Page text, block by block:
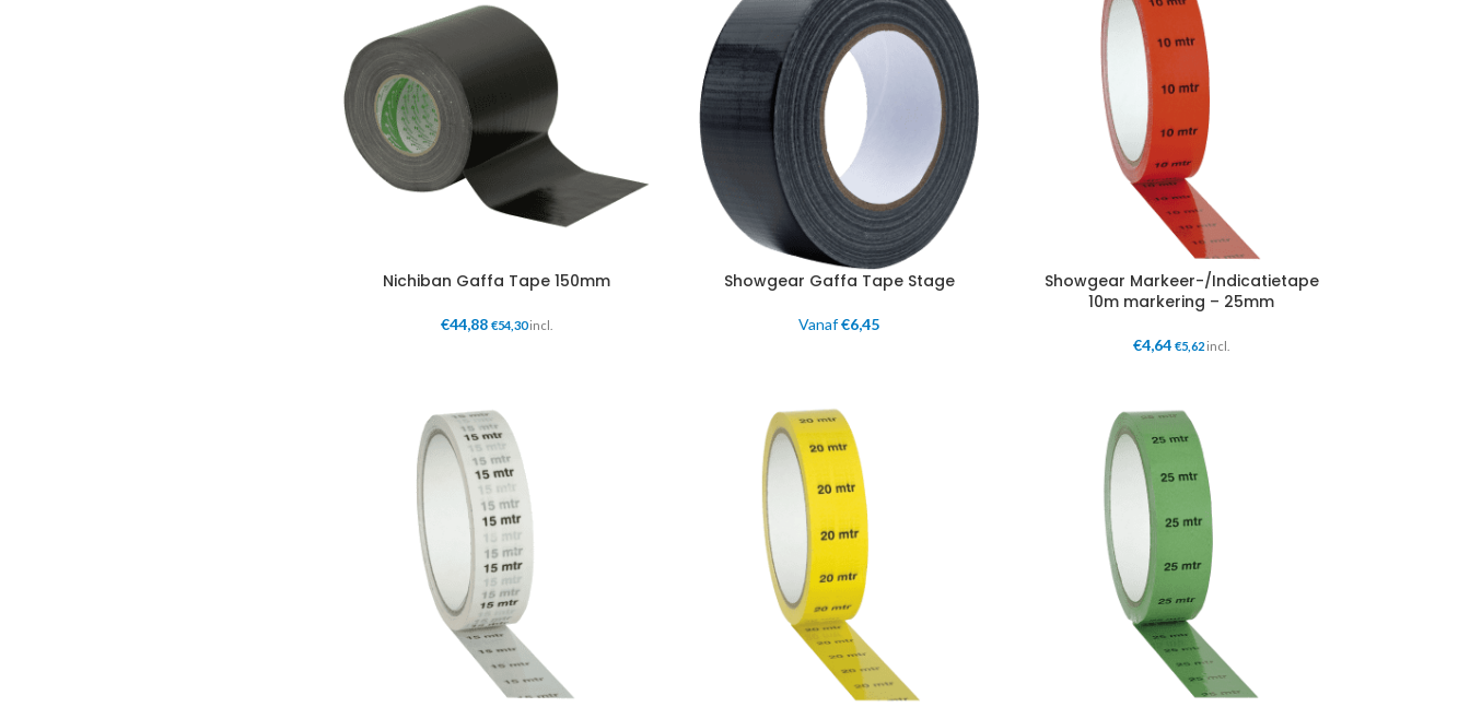
Nichiban Gaffa Tape 150mm
€44,88 €54,30incl.
Showgear Gaffa Tape Stage
Vanaf€6,45
Showgear Markeer-/Indicatietape
10m markering – 25mm
€4,64 €5,62 incl.